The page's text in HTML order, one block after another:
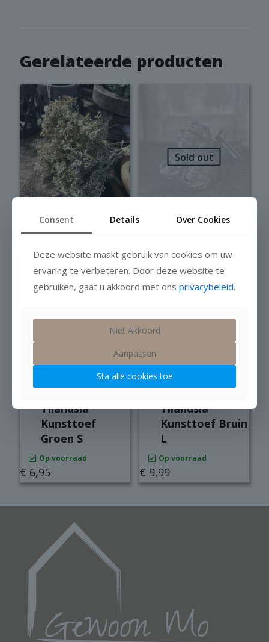
Gerelateerde producten
Gipskruid
(kunst)
Op voorraad
7,95
Sold out
Kunst artisjok
Niet op voorraad
€ 10,99
Tilandsia
Kunsttoef
Groen S
Op voorraad
€ 6,95
Tilandsia
Kunsttoef Bruin
L
Op voorraad
€ 9,99
Consent Details Over Cookies
Deze website maakt gebruik van cookies om uw
ervaring te verbeteren. Door deze website te
gebruiken, gaat u akkoord met ons privacybeleid.
Niet Akkoord
Aanpassen
Sta alle cookies toe